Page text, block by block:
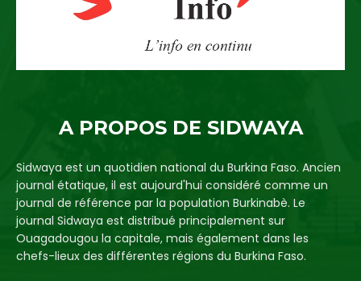
A PROPOS DE SIDWAYA
Sidwaya est un quotidien national du Burkina Faso. Ancien
journal étatique, il est aujourd'hui considéré comme un
journal de référence par la population Burkinabè. Le
journal Sidwaya est distribué principalement sur
Ouagadougou la capitale, mais également dans les
chefs-lieux des différentes régions du Burkina Faso.